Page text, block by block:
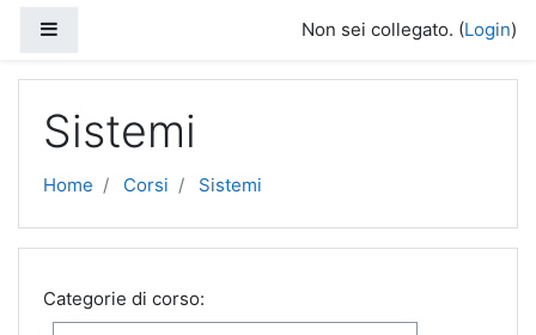
Non sei collegato. (Login)
Sistemi
Home Corsi Sistemi
Categorie di corso: